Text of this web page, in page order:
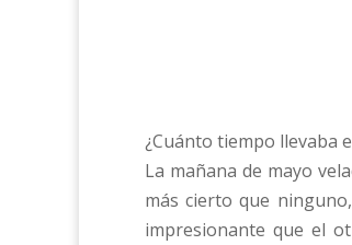
¿Cuánto tiempo llevaba
La mañana de mayo
más cierto que
impresionante que el